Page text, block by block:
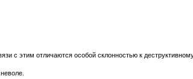
с этим отличаются особой склонностью к